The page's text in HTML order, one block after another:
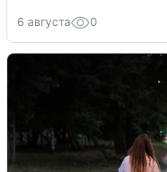
6 августа 0